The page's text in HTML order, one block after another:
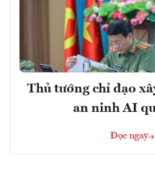
Thủ tướng chỉ đạo
an ninh AI
Đọc ngay